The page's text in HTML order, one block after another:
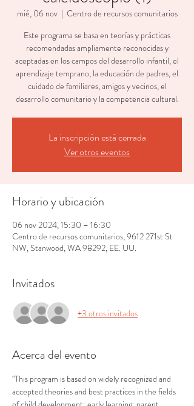
mié, 06 nov
  |
Centro de recursos comunitarios
Este programa se basa en teorías y prácticas
recomendadas ampliamente reconocidas y
aceptadas en los campos del desarrollo infantil, el
aprendizaje temprano, la educación de padres, el
cuidado de familiares, amigos y vecinos, el
desarrollo comunitario y la competencia cultural.
La inscripción está cerrada
Ver otros eventos
Horario y ubicación
06 nov 2024, 15:30 – 16:30
Centro de recursos comunitarios, 9612 271st St
NW, Stanwood, WA 98292, EE. UU.
Invitados
+3 otros invitados
Acerca del evento
"This program is based on widely recognized and
accepted theories and best practices in the fields